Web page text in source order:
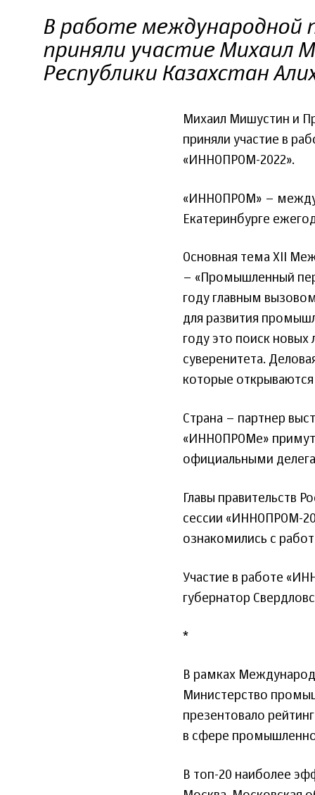
В работе
приняли участие Михаил
Республики Казахстан
Михаил Мишустин и
приняли участие в
«ИННОПРОМ-2022».
«ИННОПРОМ» –
Екатеринбурге
Основная тема XII
– «Промышленный
году главным
для развития
году это поиск новых
суверенитета.
которые
Страна – партнер
«ИННОПРОМе» примут
официальными
Главы правительств
сессии «ИННОПРОМ-
ознакомились с
Участие в работе
губернатор
*
В рамках
Министерство
презентовало
в сфере
В топ-20 наиболее